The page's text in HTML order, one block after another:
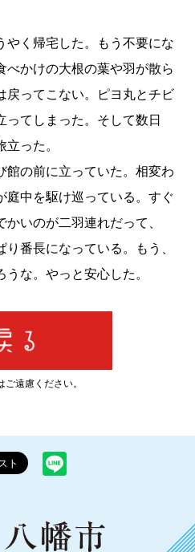
く帰宅した。もう不要にな
べかけの大根の葉や羽が散ら
戻ってこない。ピヨ丸とチビ
ってしまった。そして数日
った。
の前に立っていた。相変わ
庭中を駆け巡っている。すぐ
いのが二羽連れだって、
り番長になっている。もう、
な。やっと安心した。
ご遠慮ください。